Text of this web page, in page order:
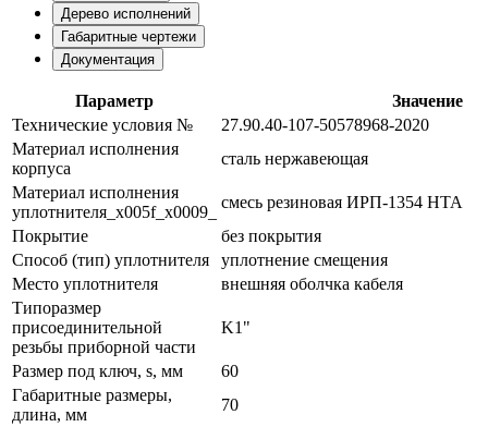
Дерево исполнений
Габаритные чертежи
Документация
Параметр
Значение
Технические условия №
27.90.40-107-50578968-2020
Материал исполнения
корпуса
сталь нержавеющая
Материал исполнения
уплотнителя_x005f_x0009_
смесь резиновая ИРП-1354 НТА
Покрытие
без покрытия
Способ (тип) уплотнителя
уплотнение смещения
Место уплотнителя
внешняя оболчка кабеля
Типоразмер
присоединительной
резьбы приборной части
K1"
Размер под ключ, s, мм
60
Габаритные размеры,
длина, мм
70